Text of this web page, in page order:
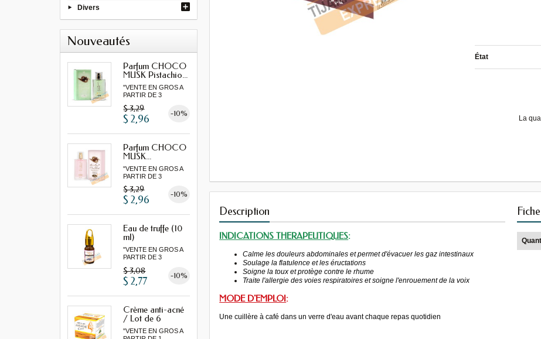
Divers
Nouveautés
Parfum CHOCO
MUSK Pistachio...
"VENTE EN GROS A
PARTIR DE 3
$ 3,29 -10%
$ 2,96
Parfum CHOCO
MUSK...
"VENTE EN GROS A
PARTIR DE 3
$ 3,29 -10%
$ 2,96
Eau de truffe (10
ml)
"VENTE EN GROS A
PARTIR DE 3
$ 3,08 -10%
$ 2,77
Crème anti-acné
/ Lot de 6
"VENTE EN GROS A
État
La
Description
INDICATIONS THERAPEUTIQUES:
Calme les douleurs abdominales et permet d'évacuer les gaz intestinaux
Soulage la flatulence et les éructations
Soigne la toux et protège contre le rhume
Traite l'allergie des voies respiratoires et soigne l'enrouement de la voix
MODE D'EMPLOI:
Une cuillère à café dans un verre d'eau avant chaque repas quotidien